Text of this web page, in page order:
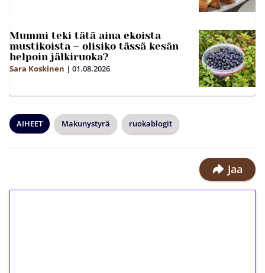
Mummi teki tätä aina ekoista
mustikoista – olisiko tässä kesän
helpoin jälkiruoka?
Sara Koskinen | 01.08.2026
AIHEET Makunystyrä ruokablogit
Jaa